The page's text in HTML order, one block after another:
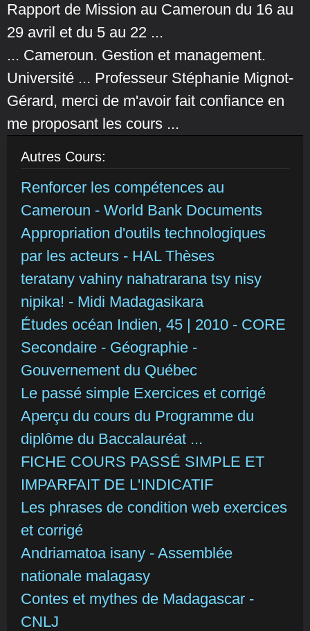
Rapport de Mission au Cameroun du 16 au
29 avril et du 5 au 22 ...
... Cameroun. Gestion et management.
Université ... Professeur Stéphanie Mignot-
Gérard, merci de m'avoir fait confiance en
me proposant les cours ...
Autres Cours:
Renforcer les compétences au
Cameroun - World Bank Documents
Appropriation d'outils technologiques
par les acteurs - HAL Thèses
teratany vahiny nahatrarana tsy nisy
nipika! - Midi Madagasikara
Études océan Indien, 45 | 2010 - CORE
Secondaire - Géographie -
Gouvernement du Québec
Le passé simple Exercices et corrigé
Aperçu du cours du Programme du
diplôme du Baccalauréat ...
FICHE COURS PASSÉ SIMPLE ET
IMPARFAIT DE L'INDICATIF
Les phrases de condition web exercices
et corrigé
Andriamatoa isany - Assemblée
nationale malagasy
Contes et mythes de Madagascar -
CNLJ